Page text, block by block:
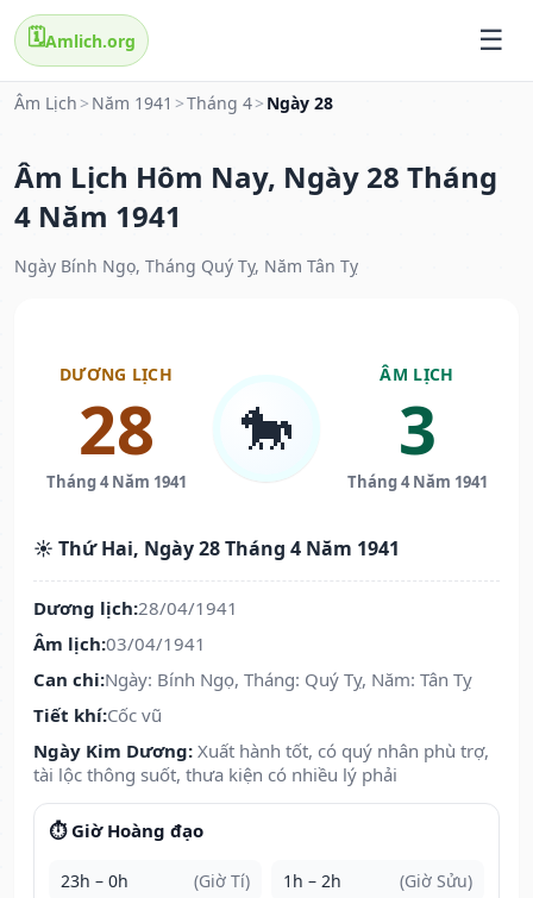
🗓️Amlich.org
Âm Lịch > Năm 1941 >Tháng 4> Ngày 28
Âm Lịch Hôm Nay, Ngày 28 Tháng
4 Năm 1941
Ngày Bính Ngọ, Tháng Quý Tỵ, Năm Tân Tỵ
DƯƠNG LỊCH
28
Tháng 4 Năm 1941
🐎
ÂM LỊCH
3
Tháng 4 Năm 1941
☀️ Thứ Hai, Ngày 28 Tháng 4 Năm 1941
Dương lịch:28/04/1941
Âm lịch:03/04/1941
Can chi:Ngày: Bính Ngọ, Tháng: Quý Tỵ, Năm: Tân Tỵ
Tiết khí:Cốc vũ
Ngày Kim Dương: Xuất hành tốt, có quý nhân phù trợ,
tài lộc thông suốt, thưa kiện có nhiều lý phải
⏱️ Giờ Hoàng đạo
23h – 0h (Giờ Tí) 1h – 2h (Giờ Sửu)